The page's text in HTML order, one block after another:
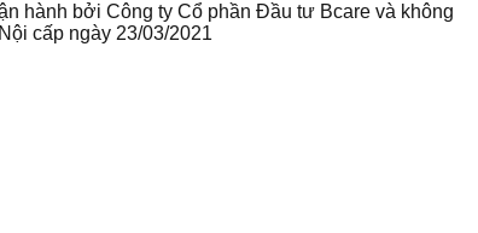
hành bởi Công ty Cổ phần Đầu tư Bcare và không
cấp ngày 23/03/2021